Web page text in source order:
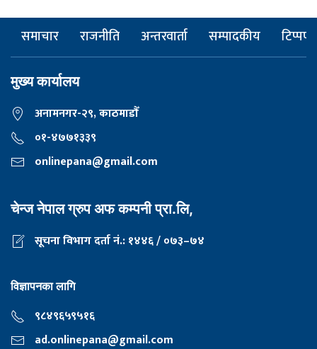
समाचार राजनीति अन्तरवार्ता सम्पादकीय टिप्पणी
मुख्य कार्यालय
अनामनगर-२९, काठमाडाैँ
०१-४७७१३३९
onlinepana@gmail.com
चेन्ज नेपाल ग्रुप अफ कम्पनी प्रा.लि,
सूचना विभाग दर्ता नं.: १४४६ / ०७३–७४
विज्ञापनका लागि
९८४९६५९५१६
ad.onlinepana@gmail.com